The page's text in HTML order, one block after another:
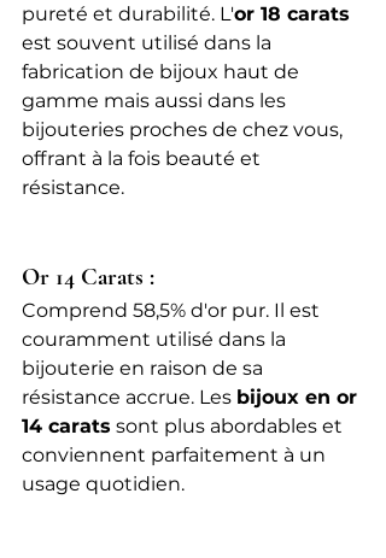
pureté et durabilité. L'or 18 carats
est souvent utilisé dans la
fabrication de bijoux haut de
gamme mais aussi dans les
bijouteries proches de chez vous,
offrant à la fois beauté et
résistance.
Or 14 Carats :
Comprend 58,5% d'or pur. Il est
couramment utilisé dans la
bijouterie en raison de sa
résistance accrue. Les bijoux en or
14 carats sont plus abordables et
conviennent parfaitement à un
usage quotidien.